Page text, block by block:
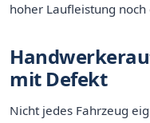
hoher Laufleistung
mit Defekt
Nicht jedes Fahrzeug